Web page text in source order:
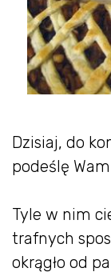
Dzisiaj, do
podeślę
Tyle w nim
trafnych
okrągło od